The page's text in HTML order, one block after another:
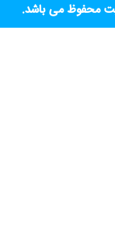
محفوظ می باشد.